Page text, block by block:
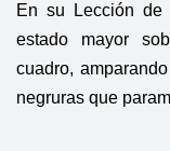
En su Lección de
estado mayor
cuadro,
negruras que